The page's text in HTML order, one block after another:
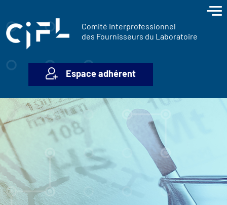
Comité Interprofessionnel
des Fournisseurs du Laboratoire
Espace adhérent